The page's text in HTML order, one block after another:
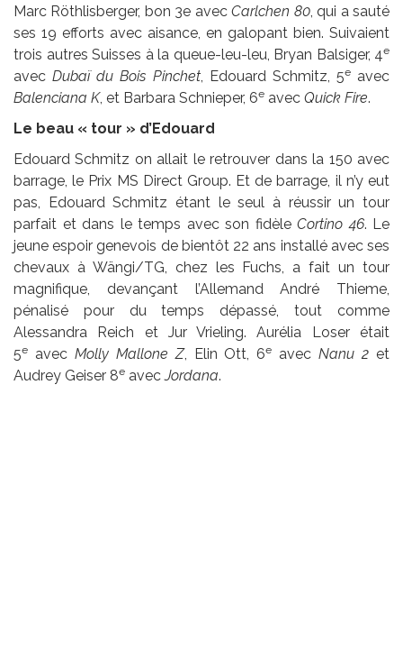
Marc Röthlisberger, bon 3e avecCarlchen 80, qui a sauté
ses 19 efforts avec aisance, en galopant bien. Suivaient
trois autres Suisses à la queue-leu-leu, Bryan Balsiger, 4e
avecDubaï du Bois Pinchet, Edouard Schmitz, 5eavec
Balenciana K, et Barbara Schnieper, 6e avec Quick Fire.
Le beau « tour » d’Edouard
Edouard Schmitz on allait le retrouver dans la 150 avec
barrage, le Prix MS Direct Group. Et de barrage, il n’y eut
pas, Edouard Schmitz étant le seul à réussir un tour
parfait et dans le temps avec son fidèle Cortino 46. Le
jeune espoir genevois de bientôt 22 ans installé avec ses
chevaux à Wängi/TG, chez les Fuchs, a fait un tour
magnifique, devançant l’Allemand André Thieme,
pénalisé pour du temps dépassé, tout comme
Alessandra Reich et Jur Vrieling. Aurélia Loser était
5e avec Molly Mallone Z, Elin Ott, 6e avecNanu 2et
Audrey Geiser 8e avecJordana.